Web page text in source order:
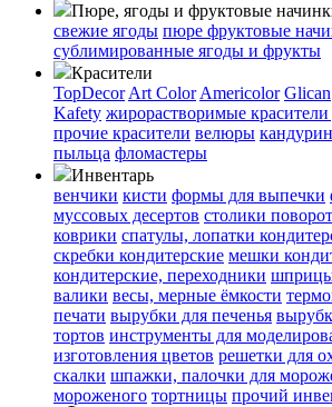
Пюре, ягоды и фруктовые
свежие ягоды пюре фруктовые
сублимированные ягоды и фрукты
Красители
TopDecor Art Color Americolor Glican
Kafety жирорастворимые красители
прочие красители велюры
пыльца фломастеры
Инвентарь
венчики кисти формы для выпечки
муссовых десертов столики
коврики cпатулы, лопатки
скребки кондитерские мешки
кондитерские, переходники
валики весы, мерные ёмкости
печати вырубки для печенья
тортов инструменты для
изготовления цветов решетки для
скалки шпажки, палочки для
мороженого тортницы прочий